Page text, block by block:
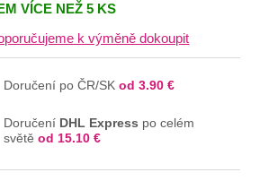
VÍCE NEŽ 5 KS
k výměně dokoupit
Doručení po ČR/SKod 3.90 €
Doručení DHL Express po celém
světěod 15.10 €